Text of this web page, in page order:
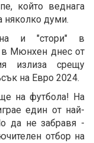
който веднага
няколко думи.
и "стори" в
в Мюнхен днес от
излиза срещу
на Евро 2024.
на футбола! На
един от най-
да не забравя -
отбор на